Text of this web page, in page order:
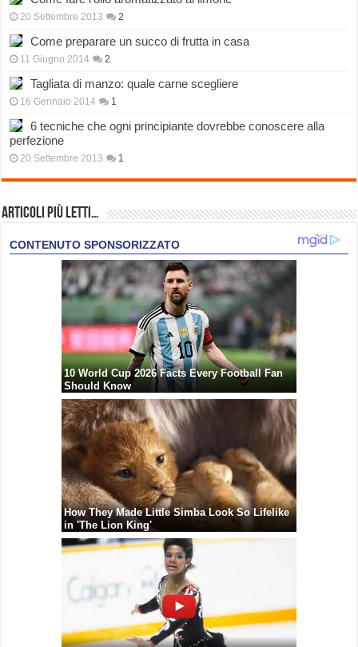
20 Settembre 2013 2
Come preparare un succo di frutta in casa
11 Giugno 2014 2
Tagliata di manzo: quale carne scegliere
16 Gennaio 2014 1
6 tecniche che ogni principiante dovrebbe conoscere alla
perfezione
20 Settembre 2013 1
Articoli più Letti…